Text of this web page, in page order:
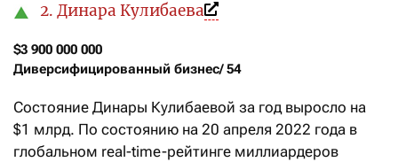
2. Динара Кулибаева
$3 900 000 000
Диверсифицированный бизнес/ 54
Состояние Динары Кулибаевой за год выросло на
$1 млрд. По состоянию на 20 апреля 2022 года в
глобальном real-time-рейтинге миллиардеров